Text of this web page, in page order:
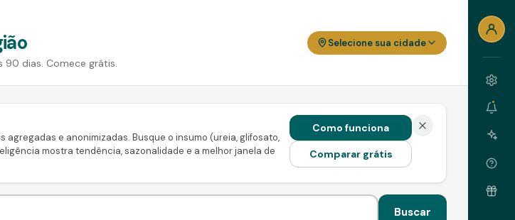
90 dias. Comece grátis.
Selecione sua cidade
e anonimizadas. Busque o insumo (ureia, glifosato,
mostra tendência, sazonalidade e a melhor janela de
Como funciona
Comparar grátis
Buscar